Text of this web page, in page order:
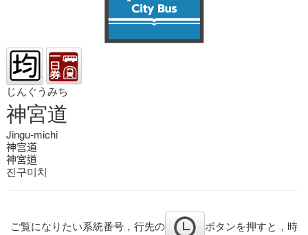
じんぐうみち
神宮道
Jingu-michi
神宫道
神宮道
진구미치
ご覧になりたい系統番号，行先の
ボタンを押すと，時